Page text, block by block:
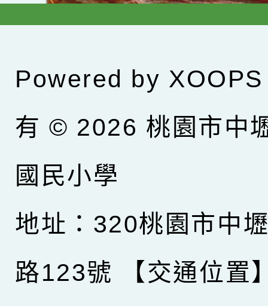
Powered by XOOPS
有 © 2026 桃園市中
國民小學
地址：320桃園市中
路123號
【交通位置